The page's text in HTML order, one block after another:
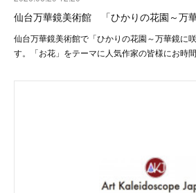
仙台万華鏡美術館 「ひかりの花園～万
仙台万華鏡美術館で「ひかりの花園～万華鏡に
す。「お花」をテーマに人気作家の皆様にお時